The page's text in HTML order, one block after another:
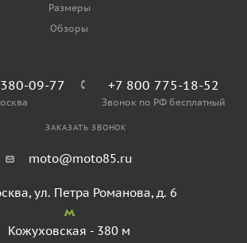
Размеры
Обзоры
09-77 +7 800 775-18-52
Звонок по РФ бесплатный
ЗАКАЗАТЬ ЗВОНОК
moto@moto85.ru
ул. Петра Романова, д. 6
Кожуховская - 380 м